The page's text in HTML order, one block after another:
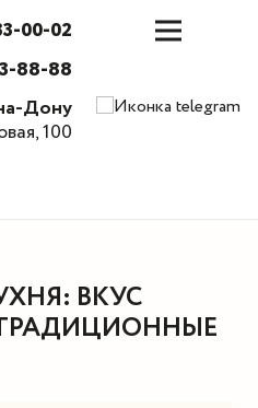
00-02
88-88
Дону
100
ВКУС